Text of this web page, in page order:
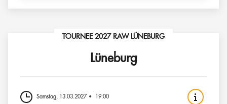
TOURNEE 2027 RAW LÜNEBURG
Lüneburg
Samstag, 13.03.2027 19:00